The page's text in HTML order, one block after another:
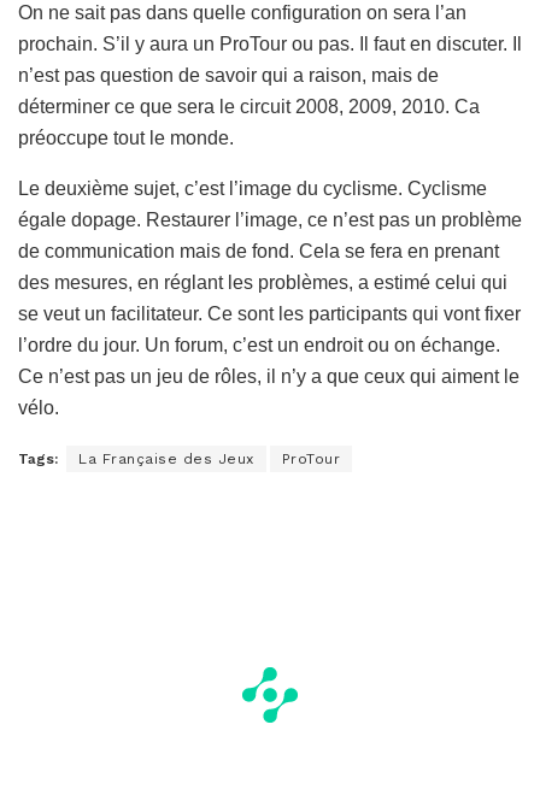
On ne sait pas dans quelle configuration on sera l’an
prochain. S’il y aura un ProTour ou pas. Il faut en discuter. Il
n’est pas question de savoir qui a raison, mais de
déterminer ce que sera le circuit 2008, 2009, 2010. Ca
préoccupe tout le monde.
Le deuxième sujet, c’est l’image du cyclisme. Cyclisme
égale dopage. Restaurer l’image, ce n’est pas un problème
de communication mais de fond. Cela se fera en prenant
des mesures, en réglant les problèmes, a estimé celui qui
se veut un facilitateur. Ce sont les participants qui vont fixer
l’ordre du jour. Un forum, c’est un endroit ou on échange.
Ce n’est pas un jeu de rôles, il n’y a que ceux qui aiment le
vélo.
Tags: La Française des Jeux ProTour